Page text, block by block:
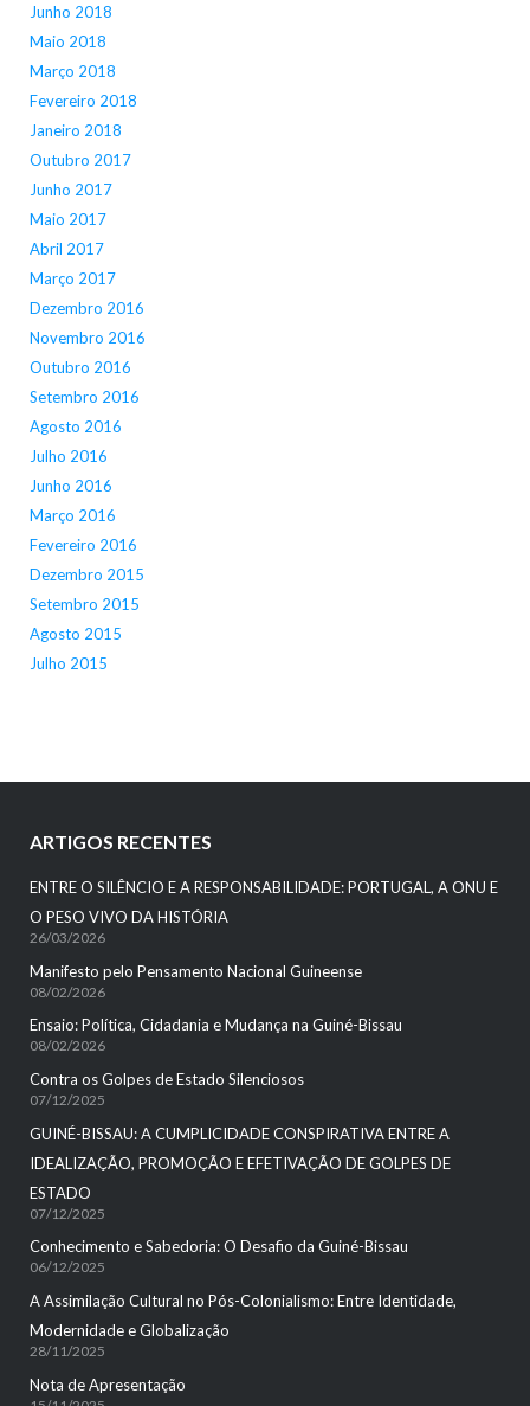
Junho 2018
Maio 2018
Março 2018
Fevereiro 2018
Janeiro 2018
Outubro 2017
Junho 2017
Maio 2017
Abril 2017
Março 2017
Dezembro 2016
Novembro 2016
Outubro 2016
Setembro 2016
Agosto 2016
Julho 2016
Junho 2016
Março 2016
Fevereiro 2016
Dezembro 2015
Setembro 2015
Agosto 2015
Julho 2015
ARTIGOS RECENTES
ENTRE O SILÊNCIO E A RESPONSABILIDADE: PORTUGAL, A ONU E
O PESO VIVO DA HISTÓRIA
26/03/2026
Manifesto pelo Pensamento Nacional Guineense
08/02/2026
Ensaio: Política, Cidadania e Mudança na Guiné-Bissau
08/02/2026
Contra os Golpes de Estado Silenciosos
07/12/2025
GUINÉ-BISSAU: A CUMPLICIDADE CONSPIRATIVA ENTRE A
IDEALIZAÇÃO, PROMOÇÃO E EFETIVAÇÃO DE GOLPES DE
ESTADO
07/12/2025
Conhecimento e Sabedoria: O Desafio da Guiné-Bissau
06/12/2025
A Assimilação Cultural no Pós-Colonialismo: Entre Identidade,
Modernidade e Globalização
28/11/2025
Nota de Apresentação